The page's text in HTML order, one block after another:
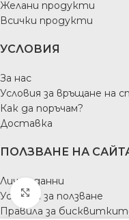
Увеличение
Желани продукти
Всички продукти
УСЛОВИЯ
За нас
Условия за връщане на
Как да поръчам?
Доставка
ПОЛЗВАНЕ НА
Лични данни
Условия за ползване
Правила за